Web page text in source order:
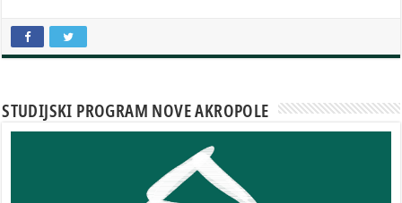
STUDIJSKI PROGRAM NOVE AKROPOLE